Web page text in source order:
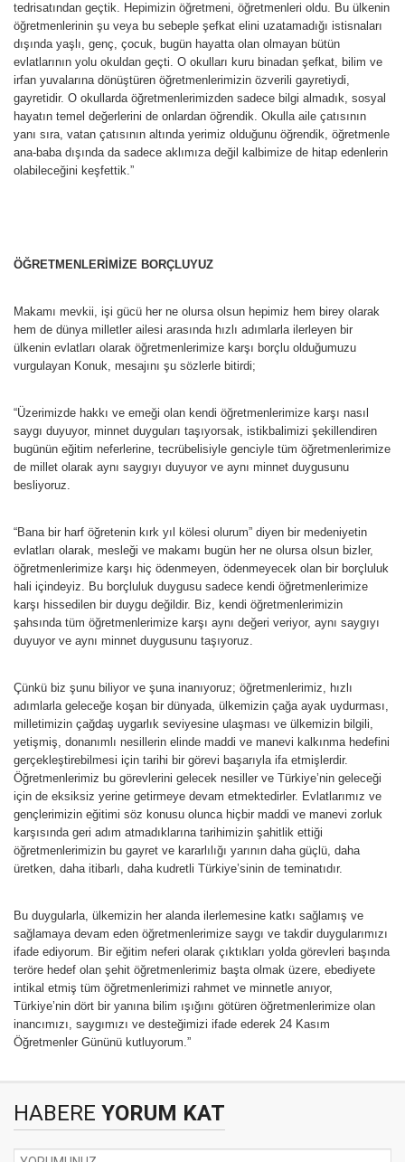
tedrisatından geçtik. Hepimizin öğretmeni, öğretmenleri oldu. Bu ülkenin
öğretmenlerinin şu veya bu sebeple şefkat elini uzatamadığı istisnaları
dışında yaşlı, genç, çocuk, bugün hayatta olan olmayan bütün
evlatlarının yolu okuldan geçti. O okulları kuru binadan şefkat, bilim ve
irfan yuvalarına dönüştüren öğretmenlerimizin özverili gayretiydi,
gayretidir. O okullarda öğretmenlerimizden sadece bilgi almadık, sosyal
hayatın temel değerlerini de onlardan öğrendik. Okulla aile çatısının
yanı sıra, vatan çatısının altında yerimiz olduğunu öğrendik, öğretmenle
ana-baba dışında da sadece aklımıza değil kalbimize de hitap edenlerin
olabileceğini keşfettik.”
ÖĞRETMENLERİMİZE BORÇLUYUZ
Makamı mevkii, işi gücü her ne olursa olsun hepimiz hem birey olarak
hem de dünya milletler ailesi arasında hızlı adımlarla ilerleyen bir
ülkenin evlatları olarak öğretmenlerimize karşı borçlu olduğumuzu
vurgulayan Konuk, mesajını şu sözlerle bitirdi;
“Üzerimizde hakkı ve emeği olan kendi öğretmenlerimize karşı nasıl
saygı duyuyor, minnet duyguları taşıyorsak, istikbalimizi şekillendiren
bugünün eğitim neferlerine, tecrübelisiyle genciyle tüm öğretmenlerimize
de millet olarak aynı saygıyı duyuyor ve aynı minnet duygusunu
besliyoruz.
“Bana bir harf öğretenin kırk yıl kölesi olurum” diyen bir medeniyetin
evlatları olarak, mesleği ve makamı bugün her ne olursa olsun bizler,
öğretmenlerimize karşı hiç ödenmeyen, ödenmeyecek olan bir borçluluk
hali içindeyiz. Bu borçluluk duygusu sadece kendi öğretmenlerimize
karşı hissedilen bir duygu değildir. Biz, kendi öğretmenlerimizin
şahsında tüm öğretmenlerimize karşı aynı değeri veriyor, aynı saygıyı
duyuyor ve aynı minnet duygusunu taşıyoruz.
Çünkü biz şunu biliyor ve şuna inanıyoruz; öğretmenlerimiz, hızlı
adımlarla geleceğe koşan bir dünyada, ülkemizin çağa ayak uydurması,
milletimizin çağdaş uygarlık seviyesine ulaşması ve ülkemizin bilgili,
yetişmiş, donanımlı nesillerin elinde maddi ve manevi kalkınma hedefini
gerçekleştirebilmesi için tarihi bir görevi başarıyla ifa etmişlerdir.
Öğretmenlerimiz bu görevlerini gelecek nesiller ve Türkiye’nin geleceği
için de eksiksiz yerine getirmeye devam etmektedirler. Evlatlarımız ve
gençlerimizin eğitimi söz konusu olunca hiçbir maddi ve manevi zorluk
karşısında geri adım atmadıklarına tarihimizin şahitlik ettiği
öğretmenlerimizin bu gayret ve kararlılığı yarının daha güçlü, daha
üretken, daha itibarlı, daha kudretli Türkiye’sinin de teminatıdır.
Bu duygularla, ülkemizin her alanda ilerlemesine katkı sağlamış ve
sağlamaya devam eden öğretmenlerimize saygı ve takdir duygularımızı
ifade ediyorum. Bir eğitim neferi olarak çıktıkları yolda görevleri başında
teröre hedef olan şehit öğretmenlerimiz başta olmak üzere, ebediyete
intikal etmiş tüm öğretmenlerimizi rahmet ve minnetle anıyor,
Türkiye’nin dört bir yanına bilim ışığını götüren öğretmenlerimize olan
inancımızı, saygımızı ve desteğimizi ifade ederek 24 Kasım
Öğretmenler Gününü kutluyorum.”
HABERE YORUM KAT